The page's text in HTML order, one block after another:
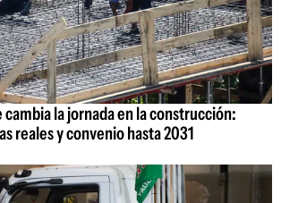
cambia la jornada en la construcción:
reales y convenio hasta 2031